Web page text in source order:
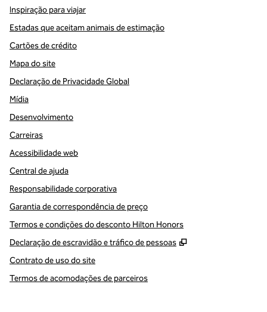
Inspiração para viajar
Estadas que aceitam animais de estimação
Cartões de crédito
Mapa do site
Declaração de Privacidade Global
Mídia
Desenvolvimento
Carreiras
Acessibilidade web
Central de ajuda
Responsabilidade corporativa
Garantia de correspondência de preço
Termos e condições do desconto Hilton Honors
Declaração de escravidão e tráfico de pessoas
,
Contrato de uso do site
Termos de acomodações de parceiros